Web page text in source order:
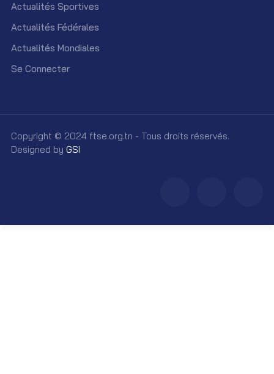
Actualités Sportives
Actualités Fédérales
Actualités Mondiales
Se Connecter
Copyright © 2024 ftse.org.tn - Tous droits réservés.
Designed by GSI